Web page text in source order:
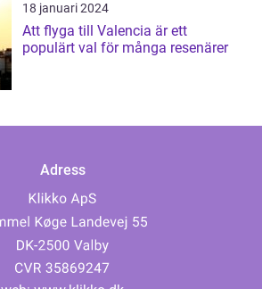
18 januari 2024
Att flyga till Valencia är ett
populärt val för många resenärer
Adress